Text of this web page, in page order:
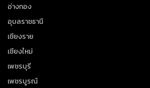
อ่างทอง
อุบลราชธานี
เชียงราย
เชียงใหม่
เพชรบุรี
เพชรบูรณ์